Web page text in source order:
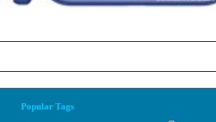
Popular Tags